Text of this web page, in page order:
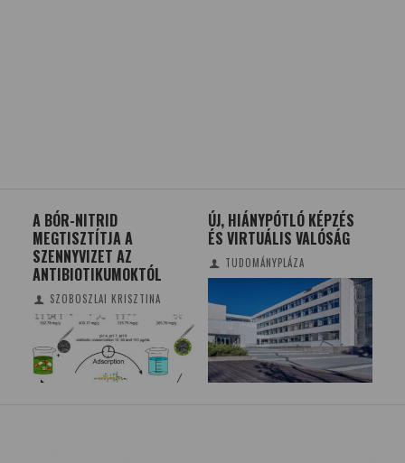
A BÓR-NITRID
MEGTISZTÍTJA A
SZENNYVIZET AZ
ANTIBIOTIKUMOKTÓL
SZOBOSZLAI KRISZTINA
ÚJ, HIÁNYPÓTLÓ KÉPZÉS
ÉS VIRTUÁLIS VALÓSÁG
TUDOMÁNYPLÁZA